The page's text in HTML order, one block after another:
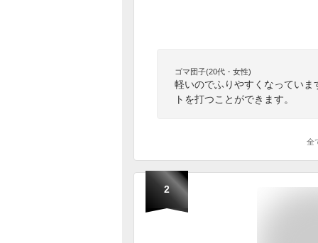
ゴマ団子(20代・女性)
軽いのでふりやすくなってい
トを打つことができます。
全
2